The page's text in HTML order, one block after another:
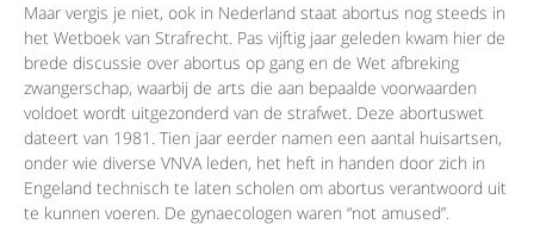
Maar vergis je niet, ook in Nederland staat abortus nog steeds in
het Wetboek van Strafrecht. Pas vijftig jaar geleden kwam hier de
brede discussie over abortus op gang en de Wet afbreking
zwangerschap, waarbij de arts die aan bepaalde voorwaarden
voldoet wordt uitgezonderd van de strafwet. Deze abortuswet
dateert van 1981. Tien jaar eerder namen een aantal huisartsen,
onder wie diverse VNVA leden, het heft in handen door zich in
Engeland technisch te laten scholen om abortus verantwoord uit
te kunnen voeren. De gynaecologen waren “not amused”.